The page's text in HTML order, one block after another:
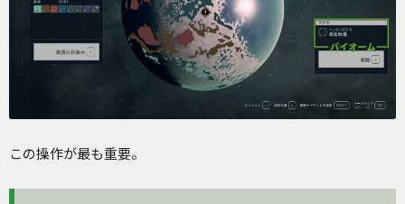
この操作が最も重要。